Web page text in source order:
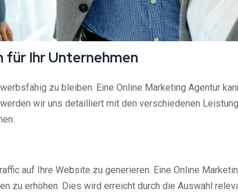
Ihr Unternehmen
zu bleiben. Eine Online Marketing Agentur
wir uns detailliert mit den verschiedenen
auf Ihre Website zu generieren. Eine Online
zu erhöhen. Dies wird erreicht durch die Auswahl